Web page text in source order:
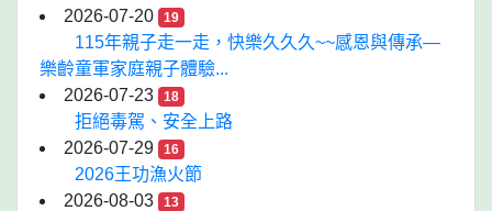
2026-07-20
19
115年親子走一走，快樂久久久~~感恩與傳承—
樂齡童軍家庭親子體驗...
2026-07-23
18
拒絕毒駕、安全上路
2026-07-29
16
2026王功漁火節
2026-08-03
13